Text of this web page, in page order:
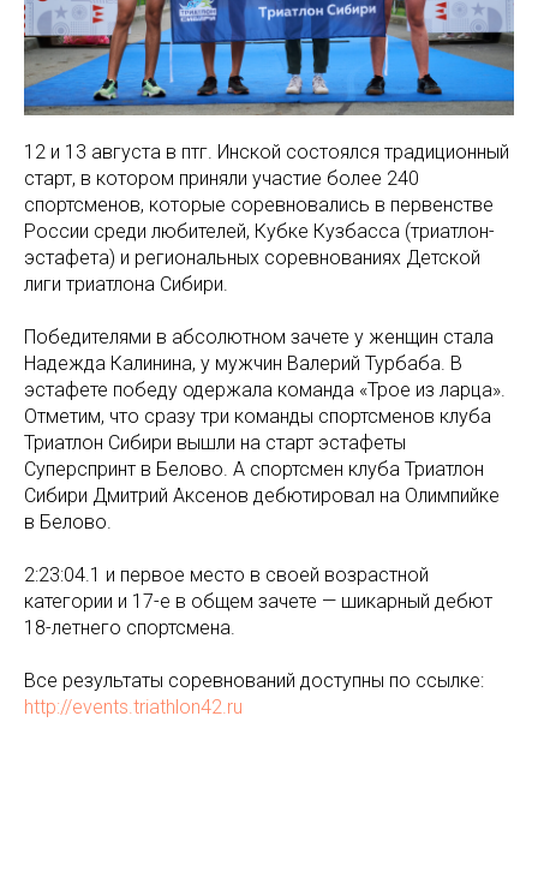
12 и 13 августа в птг. Инской состоялся традиционный
старт, в котором приняли участие более 240
спортсменов, которые соревновались в первенстве
России среди любителей, Кубке Кузбасса (триатлон-
эстафета) и региональных соревнованиях Детской
лиги триатлона Сибири.
Победителями в абсолютном зачете у женщин стала
Надежда Калинина, у мужчин Валерий Турбаба. В
эстафете победу одержала команда «Трое из ларца».
Отметим, что сразу три команды спортсменов клуба
Триатлон Сибири вышли на старт эстафеты
Суперспринт в Белово. А спортсмен клуба Триатлон
Сибири Дмитрий Аксенов дебютировал на Олимпийке
в Белово.
2:23:04.1 и первое место в своей возрастной
категории и 17-е в общем зачете — шикарный дебют
18-летнего спортсмена.
Все результаты соревнований доступны по ссылке:
http://events.triathlon42.ru